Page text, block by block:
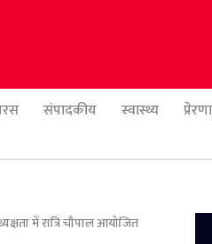
संपादकीय स्वास्थ्य